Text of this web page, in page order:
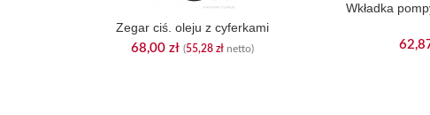
Zegar ciś. oleju z cyferkami
68,00 zł (55,28 zł netto)
Wkładka